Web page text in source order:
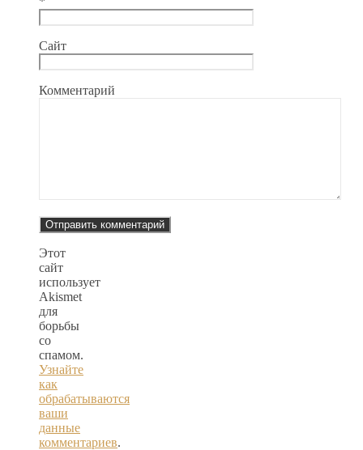
Сайт
Комментарий
Этот
сайт
использует
Akismet
для
борьбы
со
спамом.
Узнайте
как
обрабатываются
ваши
данные
комментариев.